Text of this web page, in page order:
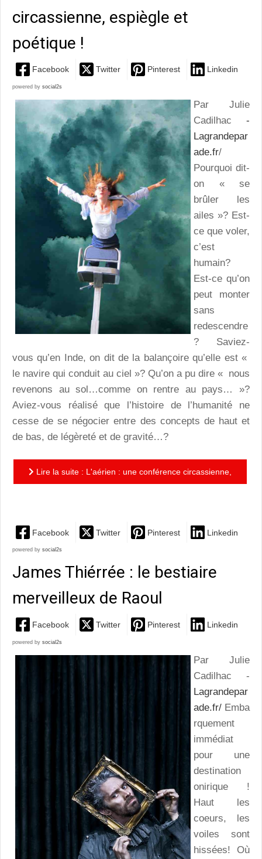
circassienne, espiègle et
poétique !
Facebook Twitter Pinterest Linkedin
powered by social2s
Par Julie
Cadilhac -
Lagrandepar
ade.fr/
Pourquoi dit-
on « se
brûler les
ailes »? Est-
ce que voler,
c’est
humain?
Est-ce qu’on
peut monter
sans
redescendre
? Saviez-
vous qu’en Inde, on dit de la balançoire qu’elle est «
le navire qui conduit au ciel »? Qu’on a pu dire « nous
revenons au sol…comme on rentre au pays… »?
Aviez-vous réalisé que l’histoire de l’humanité ne
cesse de se négocier entre des concepts de haut et
de bas, de légèreté et de gravité…?
Lire la suite : L'aérien : une conférence circassienne,
Facebook Twitter Pinterest Linkedin
powered by social2s
James Thiérrée : le bestiaire
merveilleux de Raoul
Facebook Twitter Pinterest Linkedin
powered by social2s
Par Julie
Cadilhac -
Lagrandepar
ade.fr/ Emba
rquement
immédiat
pour une
destination
onirique !
Haut les
coeurs, les
voiles sont
hissées! Où